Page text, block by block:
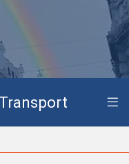
Transport